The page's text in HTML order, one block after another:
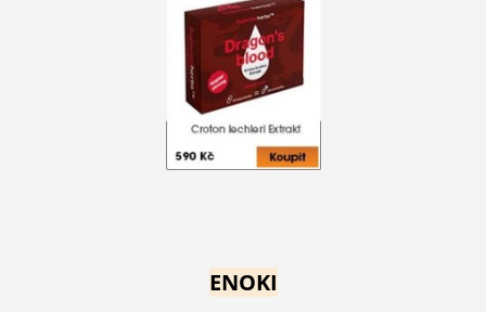
ENOKI